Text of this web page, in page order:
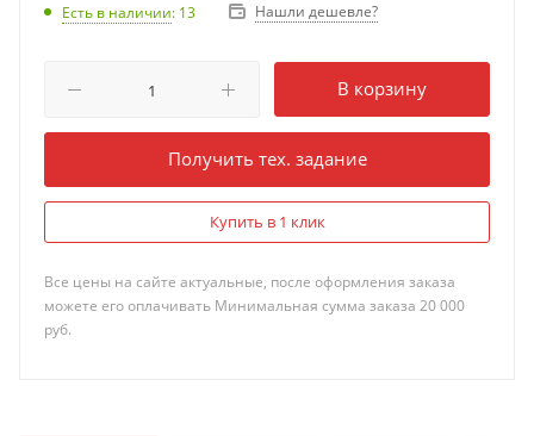
Есть в наличии: 13 Нашли дешевле?
В корзину
Получить тех. задание
Купить в 1 клик
Все цены на сайте актуальные, после оформления заказа
можете его оплачивать Минимальная сумма заказа 20 000
руб.